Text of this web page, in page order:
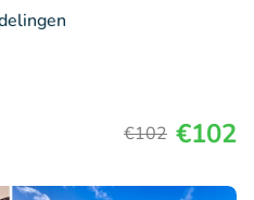
€102 €102